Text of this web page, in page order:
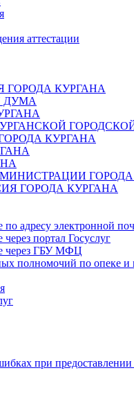
аттестации
КУРГАНА
ДУМА
КУРГАНА
ГОРОДА
ГОРОДА КУРГАНА
адресу электронной
портал Госуслуг
через ГБУ МФЦ
полномочий по опеке и
при